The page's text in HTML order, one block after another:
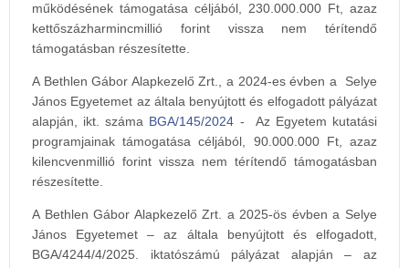
működésének támogatása céljából, 230.000.000 Ft, azaz
kettőszázharmincmillió forint vissza nem térítendő
támogatásban részesítette.
A Bethlen Gábor Alapkezelő Zrt., a 2024-es évben a Selye
János Egyetemet az általa benyújtott és elfogadott pályázat
alapján, ikt. száma BGA/145/2024 - Az Egyetem kutatási
programjainak támogatása céljából, 90.000.000 Ft, azaz
kilencvenmillió forint vissza nem térítendő támogatásban
részesítette.
A Bethlen Gábor Alapkezelő Zrt. a 2025-ös évben a Selye
János Egyetemet – az általa benyújtott és elfogadott,
BGA/4244/4/2025. iktatószámú pályázat alapján – az